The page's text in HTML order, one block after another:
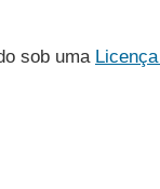
sob uma